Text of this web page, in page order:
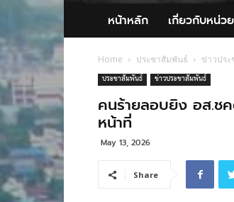
หน้าหลัก เกี่ยวกับหน่วย
Home ประชาสัมพันธ์ ข่าวปร
ประชาสัมพันธ์ ข่าวประชาสัมพันธ์
คนร้ายลอบยิง อส.ช
หน้าที่
May 13, 2026
Share